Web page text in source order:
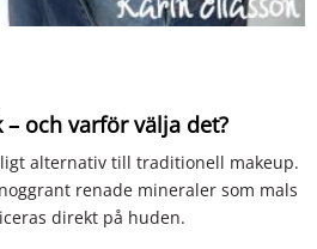
och varför välja det?
alternativ till traditionell makeup.
renade mineraler som mals
direkt på huden.